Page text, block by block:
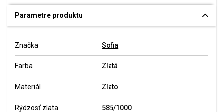
Parametre produktu
Značka Sofia
Farba Zlatá
Materiál Zlato
Rýdzosť zlata 585/1000